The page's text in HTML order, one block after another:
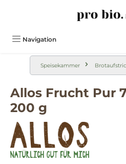
Navigation
Speisekammer
Allos Frucht Pur
200 g